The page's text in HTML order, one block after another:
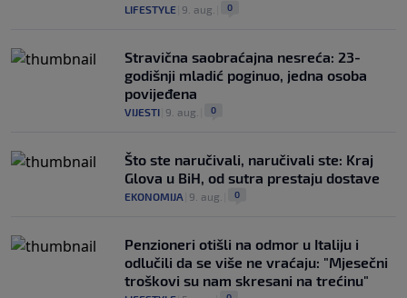
LIFESTYLE 9. aug. 0
Stravična saobraćajna nesreća: 23-
godišnji mladić poginuo, jedna osoba
povijeđena
VIJESTI 9. aug. 0
Što ste naručivali, naručivali ste: Kraj
Glova u BiH, od sutra prestaju dostave
EKONOMIJA 9. aug. 0
Penzioneri otišli na odmor u Italiju i
odlučili da se više ne vraćaju: "Mjesečni
troškovi su nam skresani na trećinu"